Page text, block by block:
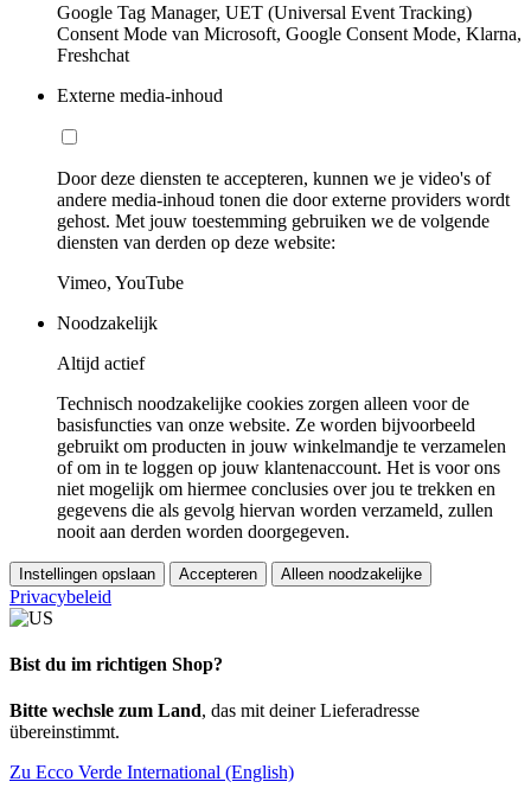
Google Tag Manager, UET (Universal Event Tracking)
Consent Mode van Microsoft, Google Consent Mode, Klarna,
Freshchat
Externe media-inhoud
Door deze diensten te accepteren, kunnen we je video's of
andere media-inhoud tonen die door externe providers wordt
gehost. Met jouw toestemming gebruiken we de volgende
diensten van derden op deze website:
Vimeo, YouTube
Noodzakelijk
Altijd actief
Technisch noodzakelijke cookies zorgen alleen voor de
basisfuncties van onze website. Ze worden bijvoorbeeld
gebruikt om producten in jouw winkelmandje te verzamelen
of om in te loggen op jouw klantenaccount. Het is voor ons
niet mogelijk om hiermee conclusies over jou te trekken en
gegevens die als gevolg hiervan worden verzameld, zullen
nooit aan derden worden doorgegeven.
Instellingen opslaan Accepteren Alleen noodzakelijke
Privacybeleid
Bist du im richtigen Shop?
Bitte wechsle zum Land, das mit deiner Lieferadresse
übereinstimmt.
Zu Ecco Verde International (English)